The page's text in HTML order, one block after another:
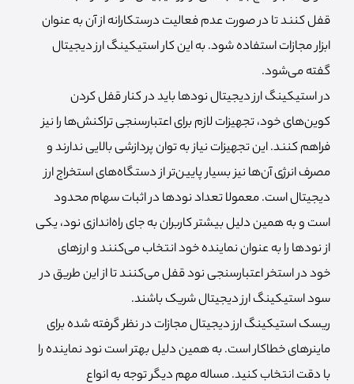
قفل کنند تا در صورت عدم فعالیت درستکارانه از آن به عنوان
ابزار مجازات استفاده شود. به این کار استیکینگ ارز دیجیتال
گفته می‌شود.
در استیکینگ ارز دیجیتال نودها باید در کنار قفل کردن
کوین‌های خود، تجهیزات لازم برای اعتبارسنجی تراکنش‌ها را نیز
فراهم کنند. این تجهیزات نیاز به توان پردازشی بالایی ندارند و
مصرف انرژی آن‌ها نیز بسیار پایین‌تر از دستگاه‌های استخراج ارز
دیجیتال است. معمولا تعداد نودها در اثبات سهام محدود
است و به همین دلیل بیشتر کاربران به جای راه‌اندازی نود، یکی
از نودها را به عنوان نماینده خود انتخاب می‌کنند و ارزهای
خود در استخر اعتبارسنجی نود قفل می‌کنند تا از این طریق در
سود استیکینگ ارز دیجیتال شریک باشند.
ریسک استیکینگ ارز دیجیتال مجازات در نظر گرفته شده برای
ماینرهای خطاکار است. به همین دلیل بهتر است نود نماینده را
با دقت انتخاب کنید. مساله مهم دیگر توجه به انواع